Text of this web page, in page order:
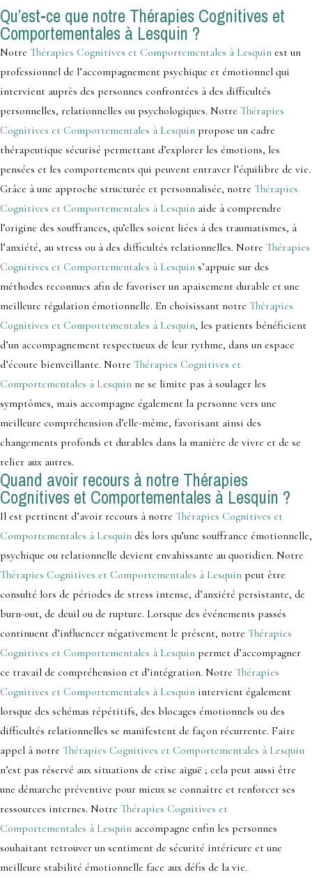
Qu’est-ce que notre Thérapies Cognitives et
Comportementales à Lesquin ?
Notre Thérapies Cognitives et Comportementales à Lesquin est un
professionnel de l’accompagnement psychique et émotionnel qui
intervient auprès des personnes confrontées à des difficultés
personnelles, relationnelles ou psychologiques. Notre Thérapies
Cognitives et Comportementales à Lesquin propose un cadre
thérapeutique sécurisé permettant d’explorer les émotions, les
pensées et les comportements qui peuvent entraver l’équilibre de vie.
Grâce à une approche structurée et personnalisée, notre Thérapies
Cognitives et Comportementales à Lesquin aide à comprendre
l’origine des souffrances, qu’elles soient liées à des traumatismes, à
l’anxiété, au stress ou à des difficultés relationnelles. Notre Thérapies
Cognitives et Comportementales à Lesquin s’appuie sur des
méthodes reconnues afin de favoriser un apaisement durable et une
meilleure régulation émotionnelle. En choisissant notre Thérapies
Cognitives et Comportementales à Lesquin, les patients bénéficient
d’un accompagnement respectueux de leur rythme, dans un espace
d’écoute bienveillante. Notre Thérapies Cognitives et
Comportementales à Lesquin ne se limite pas à soulager les
symptômes, mais accompagne également la personne vers une
meilleure compréhension d’elle-même, favorisant ainsi des
changements profonds et durables dans la manière de vivre et de se
relier aux autres.
Quand avoir recours à notre Thérapies
Cognitives et Comportementales à Lesquin ?
Il est pertinent d’avoir recours à notre Thérapies Cognitives et
Comportementales à Lesquin dès lors qu’une souffrance émotionnelle,
psychique ou relationnelle devient envahissante au quotidien. Notre
Thérapies Cognitives et Comportementales à Lesquin peut être
consulté lors de périodes de stress intense, d’anxiété persistante, de
burn-out, de deuil ou de rupture. Lorsque des événements passés
continuent d’influencer négativement le présent, notre Thérapies
Cognitives et Comportementales à Lesquin permet d’accompagner
ce travail de compréhension et d’intégration. Notre Thérapies
Cognitives et Comportementales à Lesquin intervient également
lorsque des schémas répétitifs, des blocages émotionnels ou des
difficultés relationnelles se manifestent de façon récurrente. Faire
appel à notre Thérapies Cognitives et Comportementales à Lesquin
n’est pas réservé aux situations de crise aiguë ; cela peut aussi être
une démarche préventive pour mieux se connaître et renforcer ses
ressources internes. Notre Thérapies Cognitives et
Comportementales à Lesquin accompagne enfin les personnes
souhaitant retrouver un sentiment de sécurité intérieure et une
meilleure stabilité émotionnelle face aux défis de la vie.